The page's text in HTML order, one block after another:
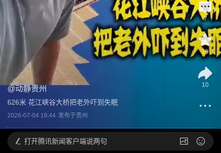
@动静贵州
626米 花江峡谷大桥把老外吓到失眠
2026-07-04 19:44 发布于贵州
7
19
10
打开腾讯新闻客户端说两句